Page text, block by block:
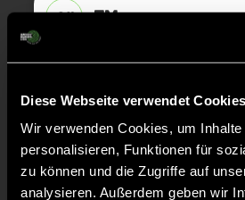
Diese Webseite verwendet Cookies
Wir verwenden Cookies, um
personalisieren, Funktionen für
zu können und die Zugriffe auf
analysieren. Außerdem geben wir
21' 7M
16' TOR 3:2, KURZE